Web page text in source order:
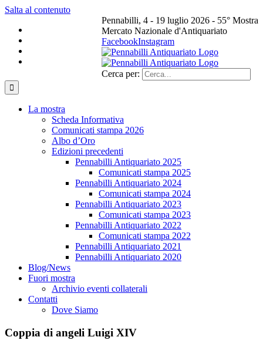
Salta al contenuto
Pennabilli, 4 - 19 luglio 2026 - 55° Mostra
Mercato Nazionale d'Antiquariato
FacebookInstagram
Cerca per:
La mostra
Scheda Informativa
Comunicati stampa 2026
Albo d’Oro
Edizioni precedenti
Pennabilli Antiquariato 2025
Comunicati stampa 2025
Pennabilli Antiquariato 2024
Comunicati stampa 2024
Pennabilli Antiquariato 2023
Comunicati stampa 2023
Pennabilli Antiquariato 2022
Comunicati stampa 2022
Pennabilli Antiquariato 2021
Pennabilli Antiquariato 2020
Blog/News
Fuori mostra
Archivio eventi collaterali
Contatti
Dove Siamo
Coppia di angeli Luigi XIV